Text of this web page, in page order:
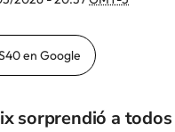
en Google
sorprendió a